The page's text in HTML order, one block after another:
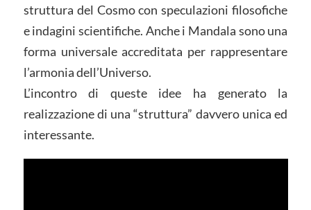
struttura del Cosmo con speculazioni filosofiche
e indagini scientifiche. Anche i Mandala sono una
forma universale accreditata per rappresentare
l’armonia dell’Universo.
L’incontro di queste idee ha generato la
realizzazione di una “struttura” davvero unica ed
interessante.